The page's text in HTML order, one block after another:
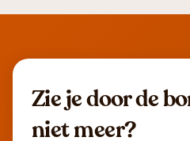
Zie je door de
niet meer?